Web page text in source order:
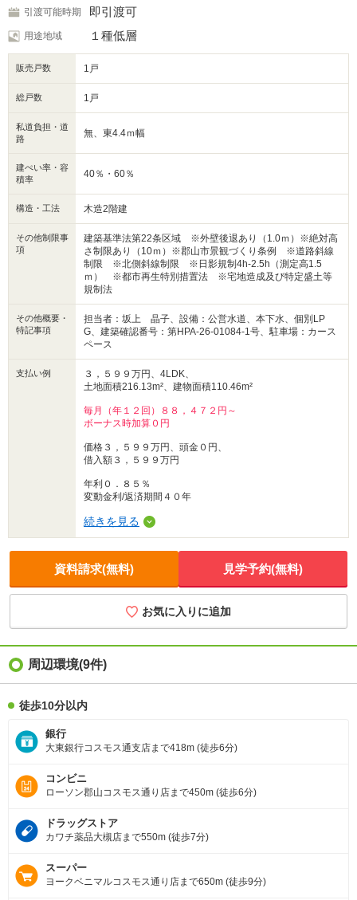
〈周辺環境〉
大成小学校・・・徒歩約９分
郡山第七中学校・・・徒歩約１４分
ヨークベニマルコスモス通り店・・・徒歩約９分
ローソン郡山コスモス通り店・・・徒歩約６分
カワチ薬品大槻店・・・徒歩約８分
LINEでのお問い合わせも受付中です♪
引渡可能時期 即引渡可
用途地域 １種低層
販売戸数 1戸
総戸数 1戸
私道負担・道
路
無、東4.4ｍ幅
建ぺい率・容
積率
40％・60％
構造・工法 木造2階建
その他制限事
項
建築基準法第22条区域 ※外壁後退あり（1.0ｍ）※絶対高
さ制限あり（10ｍ）※郡山市景観づくり条例 ※道路斜線
制限 ※北側斜線制限 ※日影規制4h-2.5h（測定高1.5
ｍ） ※都市再生特別措置法 ※宅地造成及び特定盛土等
規制法
その他概要・
特記事項
担当者：坂上 晶子、設備：公営水道、本下水、個別LP
G、建築確認番号：第HPA-26-01084-1号、駐車場：カース
ペース
支払い例
３，５９９万円、4LDK、
土地面積216.13m²、建物面積110.46m²
毎月（年１２回）８８，４７２円～
ボーナス時加算０円
価格３，５９９万円、頭金０円、
借入額３，５９９万円
年利０．８５％
変動金利/返済期間４０年
続きを見る
資料請求(無料) 見学予約(無料)
お気に入りに追加
周辺環境(9件)
徒歩10分以内
銀行
大東銀行コスモス通支店まで418m (徒歩6分)
コンビニ
ローソン郡山コスモス通り店まで450m (徒歩6分)
ドラッグストア
カワチ薬品大槻店まで550m (徒歩7分)
スーパー
ヨークベニマルコスモス通り店まで650m (徒歩9分)